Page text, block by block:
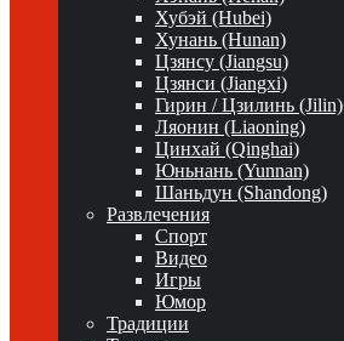
Хубэй (Hubei)
Хунань (Hunan)
Цзянсу (Jiangsu)
Цзянси (Jiangxi)
Гирин / Цзилинь (Jilin)
Ляонин (Liaoning)
Цинхай (Qinghai)
Юньнань (Yunnan)
Шаньдун (Shandong)
Развлечения
Спорт
Видео
Игры
Юмор
Традиции